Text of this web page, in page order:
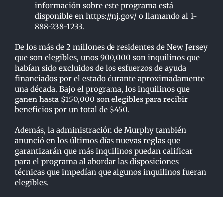
información sobre este programa está
disponible en https://nj.gov/ o llamando al 1-
888-238-1233.
De los más de 2 millones de residentes de New Jersey
que son elegibles, unos 900,000 son inquilinos que
habían sido excluidos de los esfuerzos de ayuda
financiados por el estado durante aproximadamente
una década. Bajo el programa, los inquilinos que
ganen hasta $150,000 son elegibles para recibir
beneficios por un total de $450.
Además, la administración de Murphy también
anunció en los últimos días nuevas reglas que
garantizarán que más inquilinos puedan calificar
para el programa al abordar las disposiciones
técnicas que impedían que algunos inquilinos fueran
elegibles.